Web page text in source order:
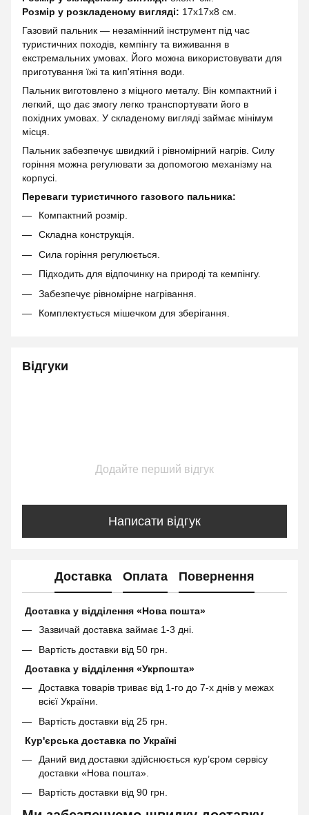
Розмір у розкладеному вигляді: 17х17х8 см.
Газовий пальник — незамінний інструмент під час
туристичних походів, кемпінгу та виживання в
екстремальних умовах. Його можна використовувати для
приготування їжі та кип'ятіння води.
Пальник виготовлено з міцного металу. Він компактний і
легкий, що дає змогу легко транспортувати його в
похідних умовах. У складеному вигляді займає мінімум
місця.
Пальник забезпечує швидкий і рівномірний нагрів. Силу
горіння можна регулювати за допомогою механізму на
корпусі.
Переваги туристичного газового пальника:
Компактний розмір.
Складна конструкція.
Сила горіння регулюється.
Підходить для відпочинку на природі та кемпінгу.
Забезпечує рівномірне нагрівання.
Комплектується мішечком для зберігання.
Відгуки
Додайте перший відгук
Написати відгук
Доставка Оплата Повернення
Доставка у відділення «Нова пошта»
Зазвичай доставка займає 1-3 дні.
Вартість доставки від 50 грн.
Доставка у відділення «Укрпошта»
Доставка товарів триває від 1-го до 7-х днів у межах
всієї України.
Вартість доставки від 25 грн.
Кур'єрська доставка по Україні
Даний вид доставки здійснюється кур’єром сервісу
доставки «Нова пошта».
Вартість доставки від 90 грн.